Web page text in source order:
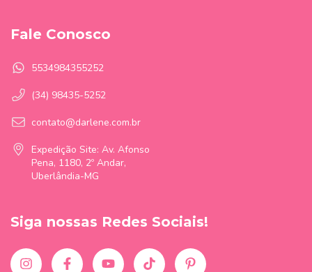
Fale Conosco
5534984355252
(34) 98435-5252
contato@darlene.com.br
Expedição Site: Av. Afonso
Pena, 1180, 2º Andar,
Uberlândia-MG
Siga nossas Redes Sociais!